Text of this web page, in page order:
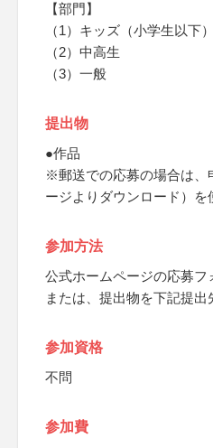
【部門】
（1）キッズ（小学生以下）
（2）中高生
（3）一般
提出物
●作品
※郵送での応募の場合は、
ージよりダウンロード）を
参加方法
公式ホームページの応募フ
または、提出物を下記提出
参加資格
不問
参加費